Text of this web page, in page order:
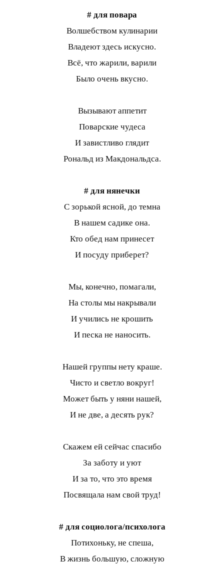
# для повара
Волшебством кулинарии
Владеют здесь искусно.
Всё, что жарили, варили
Было очень вкусно.
Вызывают аппетит
Поварские чудеса
И завистливо глядит
Рональд из Макдональдса.
# для нянечки
С зорькой ясной, до темна
В нашем садике она.
Кто обед нам принесет
И посуду приберет?
Мы, конечно, помагали,
На столы мы накрывали
И учились не крошить
И песка не наносить.
Нашей группы нету краше.
Чисто и светло вокруг!
Может быть у няни нашей,
И не две, а десять рук?
Скажем ей сейчас спасибо
За заботу и уют
И за то, что это время
Посвящала нам свой труд!
# для социолога/психолога
Потихоньку, не спеша,
В жизнь большую, сложную